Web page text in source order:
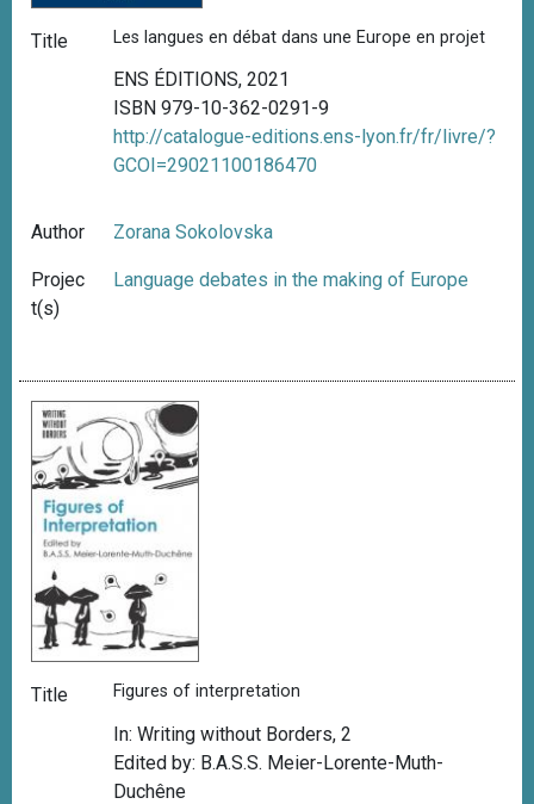
Title Les langues en débat dans une Europe en projet
ENS ÉDITIONS, 2021
ISBN 979-10-362-0291-9
http://catalogue-editions.ens-lyon.fr/fr/livre/?
GCOI=29021100186470
Author Zorana Sokolovska
Projec
t(s)
Language debates in the making of Europe
Title Figures of interpretation
In: Writing without Borders, 2
Edited by: B.A.S.S. Meier-Lorente-Muth-
Duchêne